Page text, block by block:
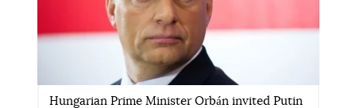
Hungarian Prime Minister Orbán invited Putin